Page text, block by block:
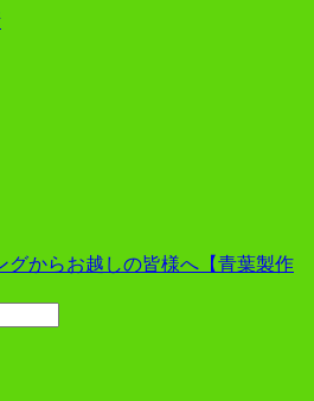
グからお越しの皆様へ【青葉製作